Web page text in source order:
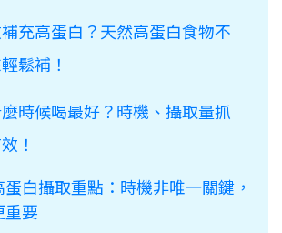
充高蛋白？天然高蛋白食物不
鬆補！
時候喝最好？時機、攝取量抓
！
蛋白攝取重點：時機非唯一關鍵，
重要